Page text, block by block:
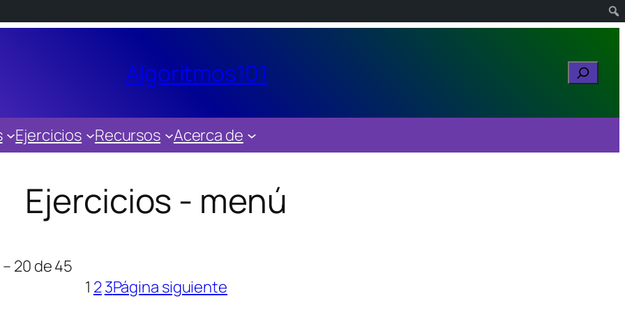
Algoritmos101 Buscar
Ejercicios Recursos Acerca de
Ejercicios - menú
20 de 45
1 23Página siguiente